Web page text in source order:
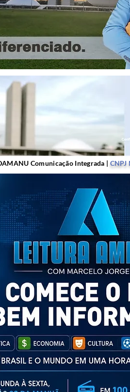
Comunicação Integrada |
Comunicação Integrada | CNPJ